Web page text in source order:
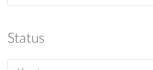
Status